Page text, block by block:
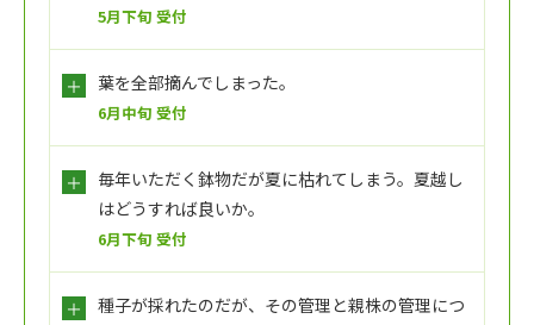
5月下旬 受付
葉を全部摘んでしまった。
6月中旬 受付
毎年いただく鉢物だが夏に枯れてしまう。夏越し
はどうすれば良いか。
6月下旬 受付
種子が採れたのだが、その管理と親株の管理につ